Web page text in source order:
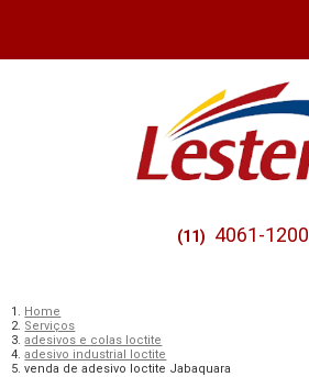
(11) 4061-1200
Home
Serviços
adesivos e colas loctite
adesivo industrial loctite
venda de adesivo loctite Jabaquara